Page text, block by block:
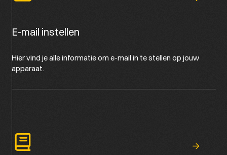
E-mail instellen
Hier vind je alle informatie om e-mail in te stellen op jouw
apparaat.